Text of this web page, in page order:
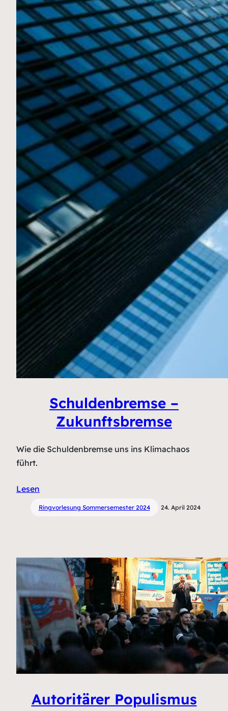
Schuldenbremse –
Zukunftsbremse
Wie die Schuldenbremse uns ins Klimachaos
führt.
Lesen
Ringvorlesung Sommersemester 2024 24. April 2024
Autoritärer Populismus